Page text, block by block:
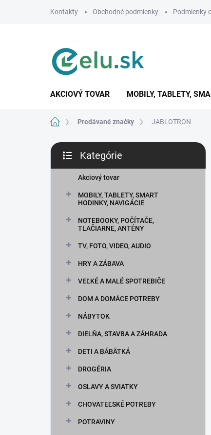
Kontakty Obchodné podmienky Podmienky
AKCIOVÝ TOVAR MOBILY, TABLETY,
DomovPredávané značky JABLOTRON
B
č
kategórie
Kategórie
Akciový tovar
MOBILY, TABLETY, SMART
HODINKY, NAVIGÁCIE
NOTEBOOKY, POČÍTAČE,
TLAČIARNE, ANTÉNY
TV, FOTO, VIDEO, AUDIO
HRY A ZÁBAVA
VEĽKÉ A MALÉ SPOTREBIČE
DOM A DOMÁCE POTREBY
NÁBYTOK
DIELŇA, STAVBA A ZÁHRADA
DETI A BÁBÄTKÁ
DROGÉRIA
OSLAVY A SVIATKY
CHOVATEĽSKÉ POTREBY
POTRAVINY